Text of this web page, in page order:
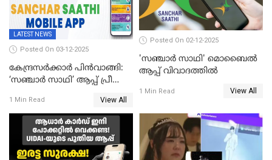
LATEST NEWS
Posted On 03-12-2025
കേന്ദ്രസർക്കാർ പിൻവാങ്ങി:
‘സഞ്ചാർ സാഥി’ ആപ്പ് പ്രീ
ഉത്തരവ് പിൻവലിച്ചു
1 Min Read View All
Posted On 02-12-2025
'സഞ്ചാർ സാഥി' മൊബൈല്‍
ആപ്പ് വിവാദത്തില്‍
1 Min Read View All